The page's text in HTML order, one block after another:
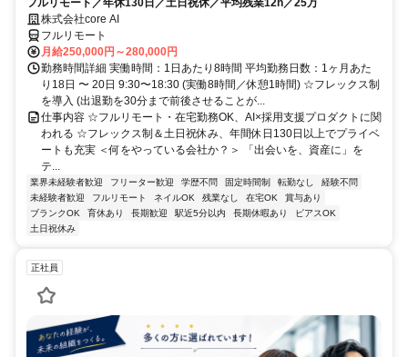
フルリモート／年休130日／土日祝休／平均残業12h／25万
株式会社core AI
フルリモート
月給250,000円～280,000円
勤務時間詳細 実働時間：1日あたり8時間 平均勤務日数：1ヶ月あた
り18日 〜 20日 9:30〜18:30 (実働8時間／休憩1時間) ☆フレックス制
を導入 (出退勤を30分まで前後させることが...
仕事内容 ☆フルリモート・在宅勤務OK、AI×採用支援プロダクトに関
われる ☆フレックス制＆土日祝休み、年間休日130日以上でプライベ
ートも充実 ＜何をやっている会社か？＞ 「出会いを、資産に」を
テ...
業界未経験者歓迎 フリーター歓迎 学歴不問 固定時間制 転勤なし
経験不問
未経験者歓迎
フルリモート ネイルOK 残業なし 在宅OK
賞与あり
ブランクOK
育休あり 長期歓迎 駅近5分以内 長期休暇あり
ピアスOK
土日祝休み
正社員